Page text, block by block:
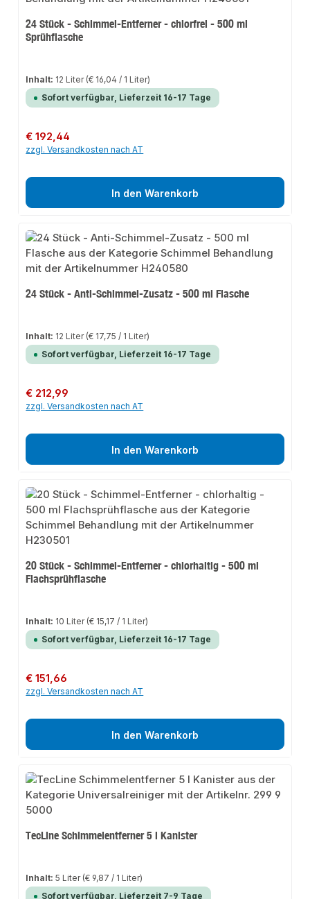
24 Stück - Schimmel-Entferner - chlorfrei - 500 ml
Sprühflasche
Inhalt: 12 Liter (€ 16,04 / 1 Liter)
Sofort verfügbar, Lieferzeit 16-17 Tage
Regulärer Preis:
€ 192,44
zzgl. Versandkosten nach AT
In den Warenkorb
24 Stück - Anti-Schimmel-Zusatz - 500 ml Flasche
Inhalt: 12 Liter (€ 17,75 / 1 Liter)
Sofort verfügbar, Lieferzeit 16-17 Tage
Regulärer Preis:
€ 212,99
zzgl. Versandkosten nach AT
In den Warenkorb
20 Stück - Schimmel-Entferner - chlorhaltig - 500 ml
Flachsprühflasche
Inhalt: 10 Liter (€ 15,17 / 1 Liter)
Sofort verfügbar, Lieferzeit 16-17 Tage
Regulärer Preis:
€ 151,66
zzgl. Versandkosten nach AT
In den Warenkorb
TecLine Schimmelentferner 5 l Kanister
Inhalt:5 Liter (€ 9,87 / 1 Liter)
Sofort verfügbar, Lieferzeit 7-9 Tage